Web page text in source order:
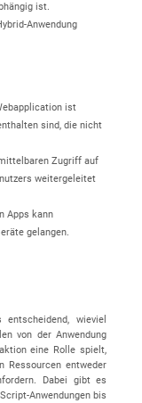
ist.
Anwendung
ist
sind, die nicht
Zugriff auf
weitergeleitet
Apps kann
gelangen.
wieviel
von der Anwendung
eine Rolle spielt,
Ressourcen entweder
Dabei gibt es
Anwendungen bis